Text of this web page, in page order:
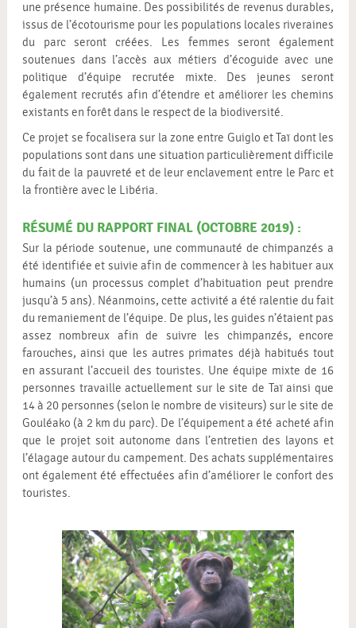
une présence humaine. Des possibilités de revenus durables,
issus de l’écotourisme pour les populations locales riveraines
du parc seront créées. Les femmes seront également
soutenues dans l’accès aux métiers d’écoguide avec une
politique d’équipe recrutée mixte. Des jeunes seront
également recrutés afin d’étendre et améliorer les chemins
existants en forêt dans le respect de la biodiversité.
Ce projet se focalisera sur la zone entre Guiglo et Taï dont les
populations sont dans une situation particulièrement difficile
du fait de la pauvreté et de leur enclavement entre le Parc et
la frontière avec le Libéria.
RÉSUMÉ DU RAPPORT FINAL (OCTOBRE 2019) :
Sur la période soutenue, une communauté de chimpanzés a
été identifiée et suivie afin de commencer à les habituer aux
humains (un processus complet d’habituation peut prendre
jusqu’à 5 ans). Néanmoins, cette activité a été ralentie du fait
du remaniement de l’équipe. De plus, les guides n’étaient pas
assez nombreux afin de suivre les chimpanzés, encore
farouches, ainsi que les autres primates déjà habitués tout
en assurant l’accueil des touristes. Une équipe mixte de 16
personnes travaille actuellement sur le site de Taï ainsi que
14 à 20 personnes (selon le nombre de visiteurs) sur le site de
Gouléako (à 2 km du parc). De l’équipement a été acheté afin
que le projet soit autonome dans l’entretien des layons et
l’élagage autour du campement. Des achats supplémentaires
ont également été effectuées afin d’améliorer le confort des
touristes.